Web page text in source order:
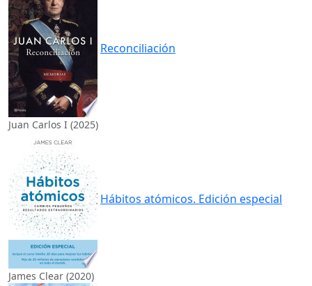
Reconciliación
Juan Carlos I (2025)
Hábitos atómicos. Edición especial
James Clear (2020)